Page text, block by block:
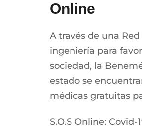
Online
A través de una
ingeniería para
sociedad, la
estado se
médicas gratuitas
S.O.S Online: